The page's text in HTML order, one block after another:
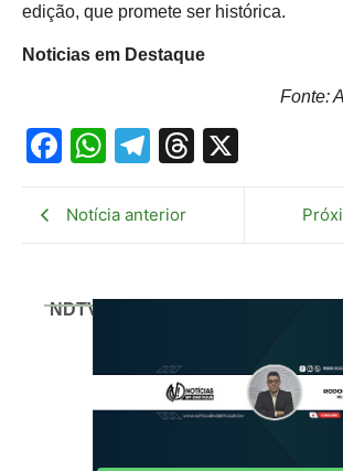
edição, que promete ser histórica.
Noticias em Destaque
Fonte:
Facebook
WhatsApp
Telegram
Threads
Notícia anterior
NDTV